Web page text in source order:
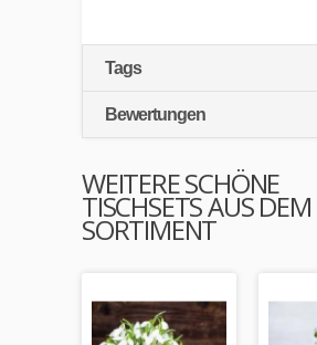
Tags
Bewertungen
WEITERE SCHÖNE
TISCHSETS AUS DEM
SORTIMENT